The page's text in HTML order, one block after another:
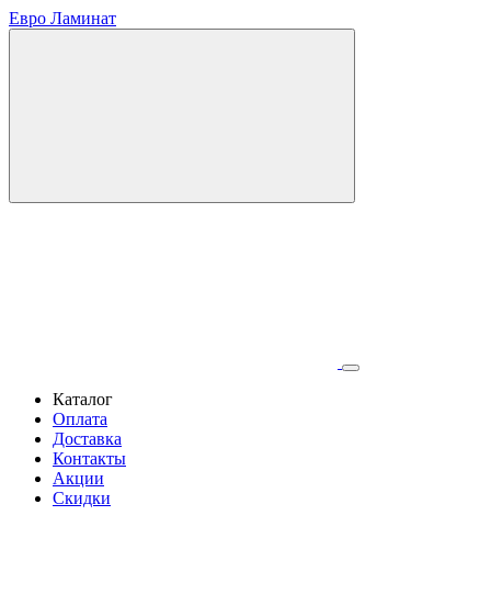
Евро Ламинат
Каталог
Оплата
Доставка
Контакты
Акции
Скидки